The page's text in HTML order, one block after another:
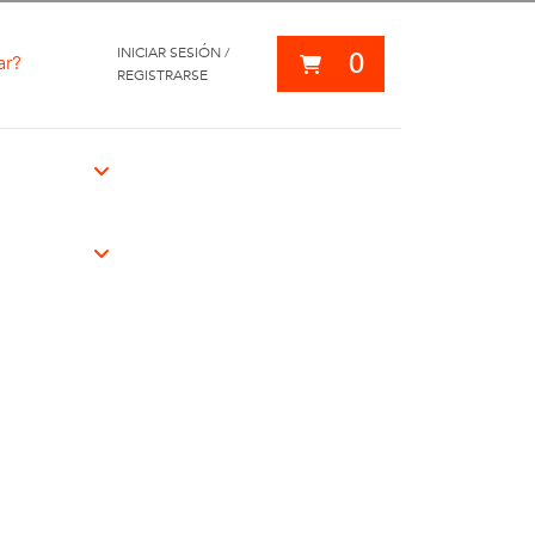
INICIAR SESIÓN /
REGISTRARSE
0